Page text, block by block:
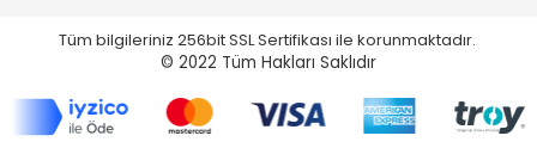
Tüm bilgileriniz 256bit SSL Sertifikası ile korunmaktadır.
© 2022 Tüm Hakları Saklıdır